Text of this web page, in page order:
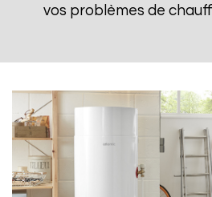
vos problèmes de